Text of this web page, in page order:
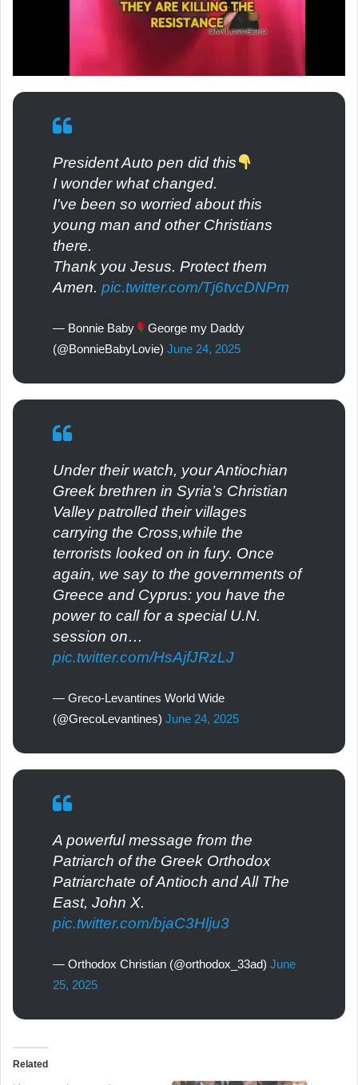
President Auto pen did this
I wonder what changed.
I've been so worried about this
young man and other Christians
there.
Thank you Jesus. Protect them
Amen. pic.twitter.com/Tj6tvcDNPm
— Bonnie Baby
George my Daddy
(@BonnieBabyLovie) June 24, 2025
Under their watch, your Antiochian
Greek brethren in Syria’s Christian
Valley patrolled their villages
carrying the Cross,while the
terrorists looked on in fury. Once
again, we say to the governments of
Greece and Cyprus: you have the
power to call for a special U.N.
session on…
pic.twitter.com/HsAjfJRzLJ
— Greco-Levantines World Wide
(@GrecoLevantines) June 24, 2025
A powerful message from the
Patriarch of the Greek Orthodox
Patriarchate of Antioch and All The
East, John X.
pic.twitter.com/bjaC3Hlju3
— Orthodox Christian (@orthodox_33ad) June
25, 2025
Related